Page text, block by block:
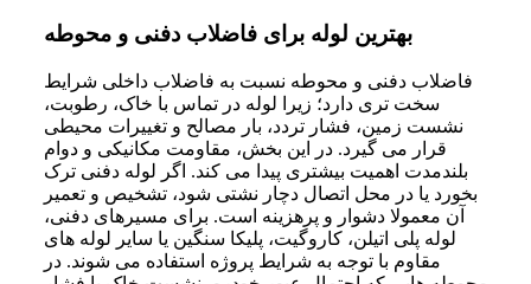
بهترین لوله برای فاضلاب دفنی و محوطه
فاضلاب دفنی و محوطه نسبت به فاضلاب داخلی شرایط
سخت تری دارد؛ زیرا لوله در تماس با خاک، رطوبت،
نشست زمین، فشار تردد، بار مصالح و تغییرات محیطی
قرار می گیرد. در این بخش، مقاومت مکانیکی و دوام
بلندمدت اهمیت بیشتری پیدا می کند. اگر لوله دفنی ترک
بخورد یا در محل اتصال دچار نشتی شود، تشخیص و تعمیر
آن معمولا دشوار و پرهزینه است. برای مسیرهای دفنی،
لوله پلی اتیلن، کاروگیت، پلیکا سنگین یا سایر لوله های
مقاوم با توجه به شرایط پروژه استفاده می شوند. در